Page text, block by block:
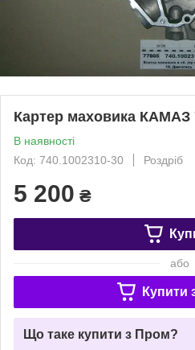
Картер маховика КАМАЗ
В наявності
Код: 740.1002310-30
Роздріб
5 200 ₴
або
Купити
Що таке купити з Пром?